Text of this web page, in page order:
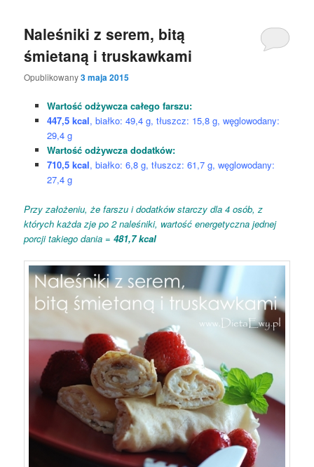
Naleśniki z serem, bitą
śmietaną i truskawkami
Opublikowany3 maja 2015
Wartość odżywcza całego farszu:
447,5 kcal, białko: 49,4 g, tłuszcz: 15,8 g, węglowodany:
29,4 g
Wartość odżywcza dodatków:
710,5 kcal, białko: 6,8 g, tłuszcz: 61,7 g, węglowodany:
27,4 g
Przy założeniu, że farszu i dodatków starczy dla 4 osób, z
których każda zje po 2 naleśniki, wartość energetyczna jednej
porcji takiego dania =481,7 kcal